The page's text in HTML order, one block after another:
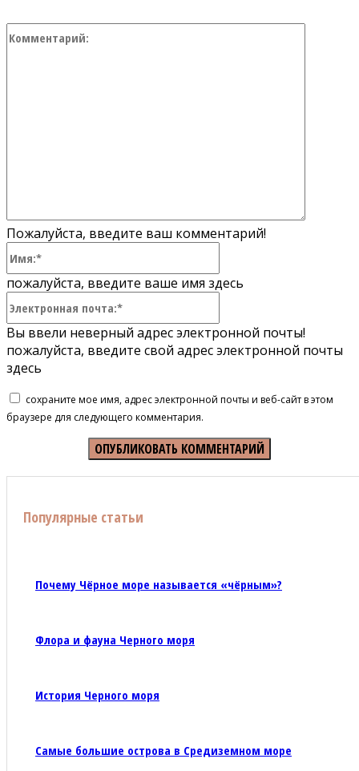
Пожалуйста, введите ваш комментарий!
пожалуйста, введите ваше имя здесь
Вы ввели неверный адрес электронной почты!
пожалуйста, введите свой адрес электронной почты
здесь
сохраните мое имя, адрес электронной почты и веб-сайт в этом
браузере для следующего комментария.
Популярные статьи
Почему Чёрное море называется «чёрным»?
Флора и фауна Черного моря
История Черного моря
Самые большие острова в Средиземном море